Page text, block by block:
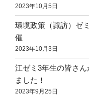
2023年10月5日
環境政策（諏訪）ゼ
催
2023年10月3日
江ゼミ3年生の皆さ
ました！
2023年9月25日